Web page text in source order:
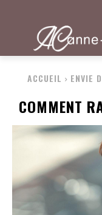
ACCUEIL ENVIE
COMMENT